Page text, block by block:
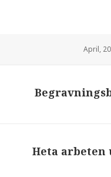
Heta